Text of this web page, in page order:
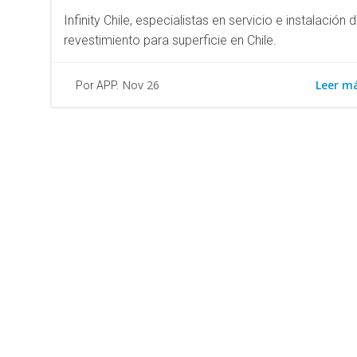
Infinity Chile, especialistas en servicio e instalación
revestimiento para superficie en Chile.
Por APP. Nov 26 Leer